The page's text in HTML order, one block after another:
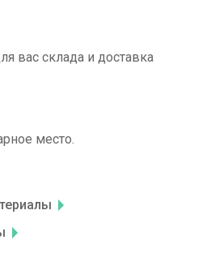
вас склада и доставка
место.